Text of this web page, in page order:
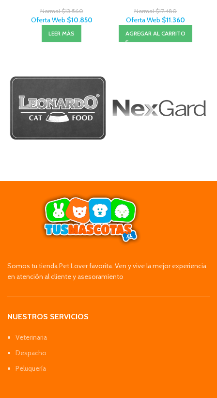
Normal$13.560
Oferta Web $10.850
LEER MÁS
Normal$17.480
Oferta Web $11.360
AGREGAR AL CARRITO
Somos tu tienda Pet Lover favorita. Ven y vive la mejor experiencia
en atención al cliente y asesoramiento
NUESTROS SERVICIOS
Veterinaria
Despacho
Peluquería